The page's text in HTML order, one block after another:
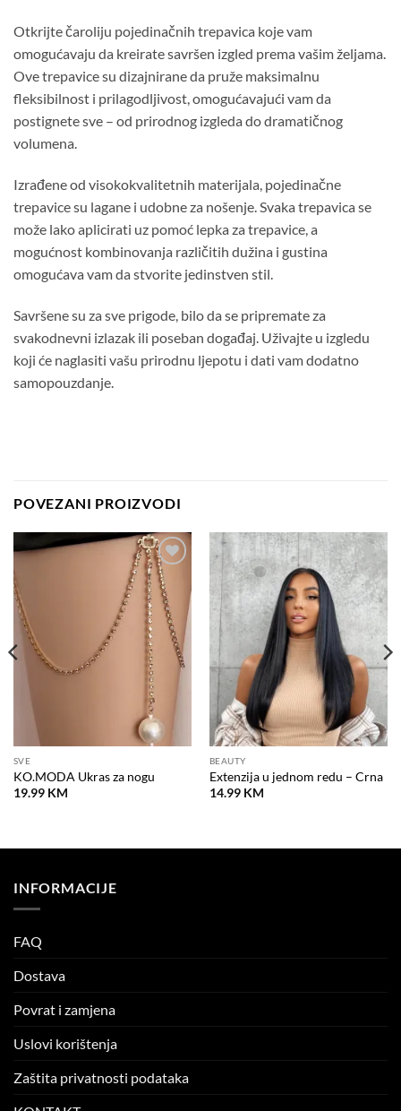
Otkrijte čaroliju pojedinačnih trepavica koje vam
omogućavaju da kreirate savršen izgled prema vašim željama.
Ove trepavice su dizajnirane da pruže maksimalnu
fleksibilnost i prilagodljivost, omogućavajući vam da
postignete sve – od prirodnog izgleda do dramatičnog
volumena.
Izrađene od visokokvalitetnih materijala, pojedinačne
trepavice su lagane i udobne za nošenje. Svaka trepavica se
može lako aplicirati uz pomoć lepka za trepavice, a
mogućnost kombinovanja različitih dužina i gustina
omogućava vam da stvorite jedinstven stil.
Savršene su za sve prigode, bilo da se pripremate za
svakodnevni izlazak ili poseban događaj. Uživajte u izgledu
koji će naglasiti vašu prirodnu ljepotu i dati vam dodatno
samopouzdanje.
POVEZANI PROIZVODI
Dodaj
na
listu
želja
SVE
KO.MODA Ukras za nogu
19.99 KM
Dodaj
na
listu
BEAUTY
Extenzija u jednom redu – Crna
14.99 KM
INFORMACIJE
FAQ
Dostava
Povrat i zamjena
Uslovi korištenja
Zaštita privatnosti podataka